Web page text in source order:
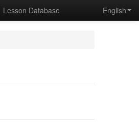
Lesson Database English